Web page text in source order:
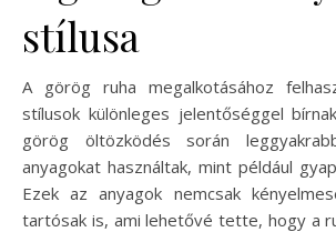
stílusa
A görög ruha megalkotásához
stílusok különleges jelentőséggel
görög öltözködés során
anyagokat használtak, mint például
Ezek az anyagok nemcsak
tartósak is, ami lehetővé tette, hogy a